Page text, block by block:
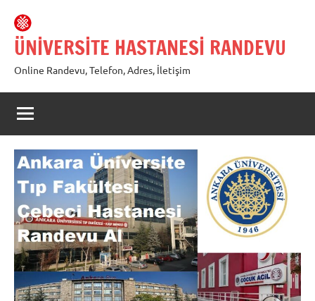
geç
ÜNİVERSİTE HASTANESİ RANDEVU
Online Randevu, Telefon, Adres, İletişim